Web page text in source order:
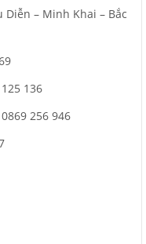
– Minh Khai – Bắc
136
256 946